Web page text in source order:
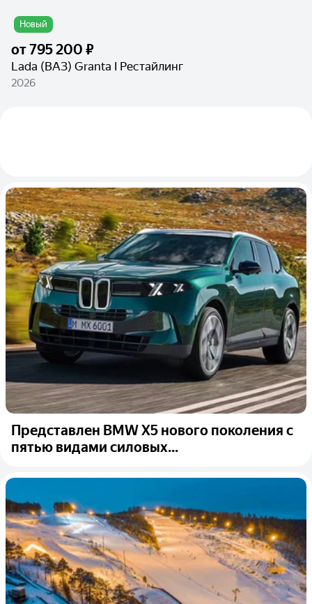
Новый
от795 200 ₽
Lada (ВАЗ) Granta I Рестайлинг
2026
Представлен BMW X5 нового поколения с
пятью видами силовых...